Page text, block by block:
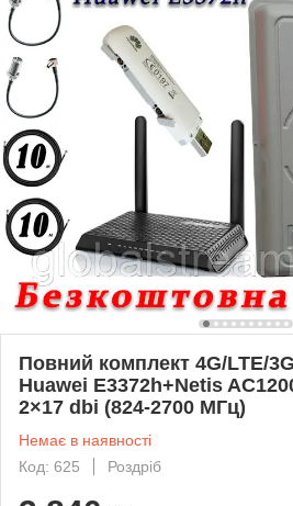
Повний комплект 4G/LTE/
Huawei E3372h+Netis
2×17 dbi (824-2700 МГц)
Немає в наявності
Код: 625
Роздріб